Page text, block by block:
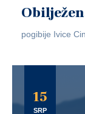
pogibije Ivice
15
SRP